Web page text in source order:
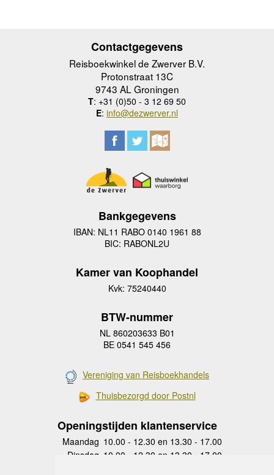
Contactgegevens
Reisboekwinkel de Zwerver B.V.
Protonstraat 13C
9743 AL Groningen
T: +31 (0)50 - 3 12 69 50
E: info@dezwerver.nl
Bankgegevens
IBAN: NL11 RABO 0140 1961 88
BIC: RABONL2U
Kamer van Koophandel
Kvk: 75240440
BTW-nummer
NL 860203633 B01
BE 0541 545 456
Vereniging van Reisboekhandels
Thuisbezorgd door Postnl
Openingstijden klantenservice
Maandag 10.00 - 12.30 en 13.30 - 17.00
Dinsdag 10.00 - 12.30 en 13.30 - 17.00